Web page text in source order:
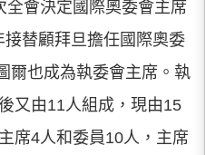
會決定國際奧委會主席
替顧拜旦擔任國際奧委
爾也成為執委會主席。執
又由11人組成，現由15
席4人和委員10人，主席